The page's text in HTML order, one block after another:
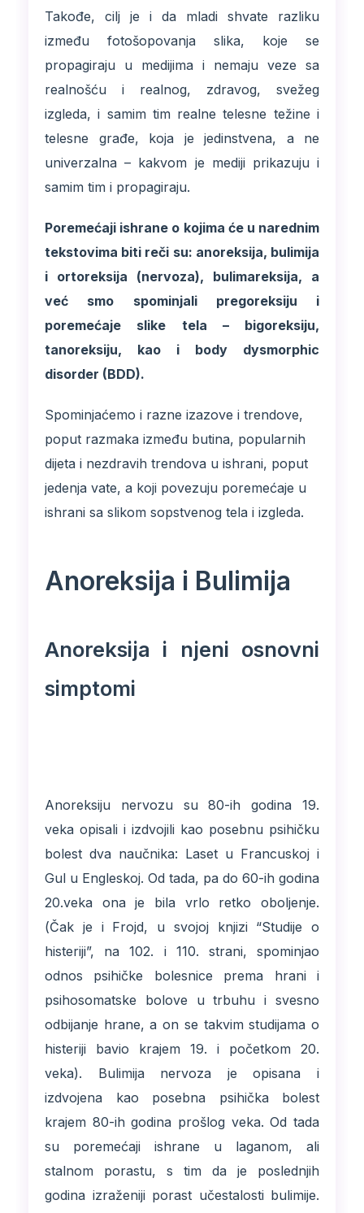
Takođe, cilj je i da mladi shvate razliku
između fotošopovanja slika, koje se
propagiraju u medijima i nemaju veze sa
realnošću i realnog, zdravog, svežeg
izgleda, i samim tim realne telesne težine i
telesne građe, koja je jedinstvena, a ne
univerzalna – kakvom je mediji prikazuju i
samim tim i propagiraju.
Poremećaji ishrane o kojima će u narednim
tekstovima biti reči su: anoreksija, bulimija
i ortoreksija (nervoza), bulimareksija, a
već smo spominjali pregoreksiju i
poremećaje slike tela – bigoreksiju,
tanoreksiju, kao i body dysmorphic
disorder (BDD).
Spominjaćemo i razne izazove i trendove,
poput razmaka između butina, popularnih
dijeta i nezdravih trendova u ishrani, poput
jedenja vate, a koji povezuju poremećaje u
ishrani sa slikom sopstvenog tela i izgleda.
Anoreksija i Bulimija
Anoreksija i njeni osnovni
simptomi
Anoreksiju nervozu su 80-ih godina 19.
veka opisali i izdvojili kao posebnu psihičku
bolest dva naučnika: Laset u Francuskoj i
Gul u Engleskoj. Od tada, pa do 60-ih godina
20.veka ona je bila vrlo retko oboljenje.
(Čak je i Frojd, u svojoj knjizi “Studije o
histeriji”, na 102. i 110. strani, spominjao
odnos psihičke bolesnice prema hrani i
psihosomatske bolove u trbuhu i svesno
odbijanje hrane, a on se takvim studijama o
histeriji bavio krajem 19. i početkom 20.
veka). Bulimija nervoza je opisana i
izdvojena kao posebna psihička bolest
krajem 80-ih godina prošlog veka. Od tada
su poremećaji ishrane u laganom, ali
stalnom porastu, s tim da je poslednjih
godina izraženiji porast učestalosti bulimije.